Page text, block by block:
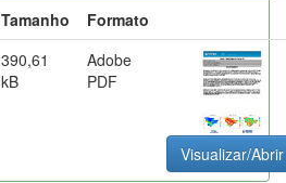
Tamanho
Formato
390,61
kB
Adobe
PDF
Visualizar/Abrir